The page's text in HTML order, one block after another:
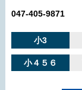
047-405-9871
小3
小４５６